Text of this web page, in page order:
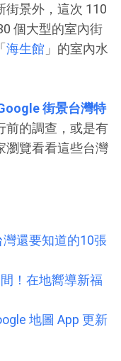
街景外，這次 110
個大型的室內街
海生館 」的室內水
街景台灣特
前的調查，或是有
瀏覽看看這些台灣
灣還要知道的10張
！在地嚮導新福
地圖 App 更新